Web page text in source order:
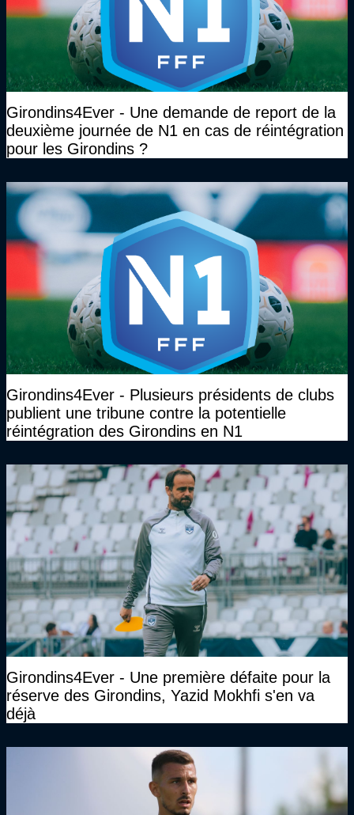
Girondins4Ever - Une demande de report de la
deuxième journée de N1 en cas de réintégration
pour les Girondins ?
Girondins4Ever - Plusieurs présidents de clubs
publient une tribune contre la potentielle
réintégration des Girondins en N1
Girondins4Ever - Une première défaite pour la
réserve des Girondins, Yazid Mokhfi s'en va
déjà